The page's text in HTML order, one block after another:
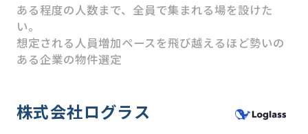
HATARABAスタートアッ
プ
ソリューション事業
ある程度の人数まで、全員で集まれる場を設けた
い。
想定される人員増加ペースを飛び越えるほど勢いの
ある企業の物件選定
株式会社ログラス